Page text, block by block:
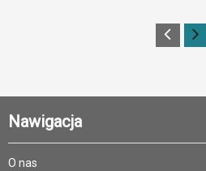
Nawigacja
O nas